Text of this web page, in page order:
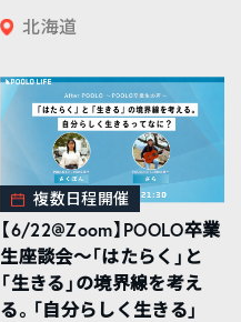
北海道
複数日程開催
【6/22@Zoom】POOLO卒業
生座談会〜「はたらく」と
「生きる」の境界線を考え
る。「自分らしく生きる」